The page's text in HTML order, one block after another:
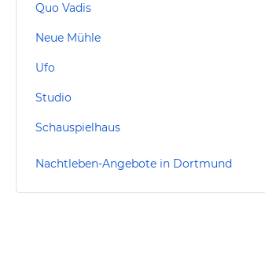
Quo Vadis
Neue Mühle
Ufo
Studio
Schauspielhaus
Nachtleben-Angebote in Dortmund